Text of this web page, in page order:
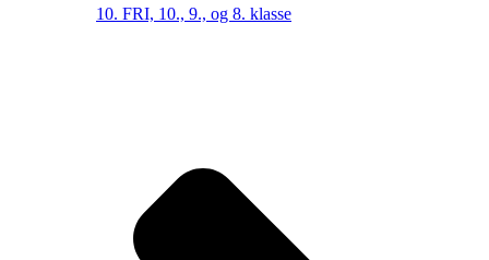
10. FRI, 10., 9., og 8. klasse